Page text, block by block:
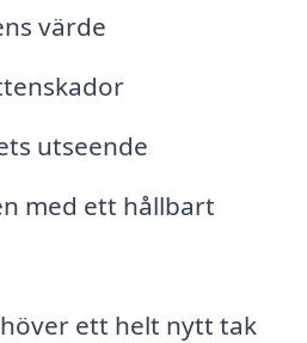
värde
utseende
med ett hållbart
ett helt nytt tak